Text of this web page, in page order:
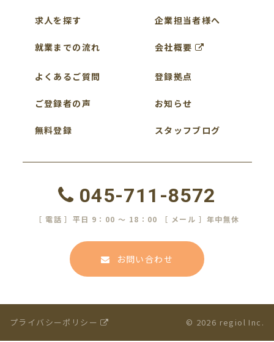
求人を探す
就業までの流れ
よくあるご質問
ご登録者の声
無料登録
企業担当者様へ
会社概要
登録拠点
お知らせ
スタッフブログ
045-711-8572
［ 電話 ］平日 9：00 ～ 18：00 ［ メール ］年中無休
お問い合わせ
プライバシーポリシー © 2026 regiol Inc.